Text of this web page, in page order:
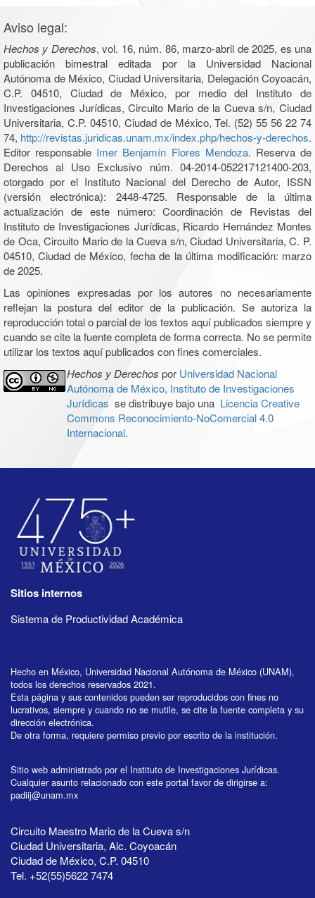
Aviso legal:
Hechos y Derechos, vol. 16, núm. 86, marzo-abril de 2025, es una
publicación bimestral editada por la Universidad Nacional
Autónoma de México, Ciudad Universitaria, Delegación Coyoacán,
C.P. 04510, Ciudad de México, por medio del Instituto de
Investigaciones Jurídicas, Circuito Mario de la Cueva s/n, Ciudad
Universitaria, C.P. 04510, Ciudad de México, Tel. (52) 55 56 22 74
74, http://revistas.juridicas.unam.mx/index.php/hechos-y-derechos.
Editor responsable Imer Benjamín Flores Mendoza. Reserva de
Derechos al Uso Exclusivo núm. 04-2014-052217121400-203,
otorgado por el Instituto Nacional del Derecho de Autor, ISSN
(versión electrónica): 2448-4725. Responsable de la última
actualización de este número: Coordinación de Revistas del
Instituto de Investigaciones Jurídicas, Ricardo Hernández Montes
de Oca, Circuito Mario de la Cueva s/n, Ciudad Universitaria, C. P.
04510, Ciudad de México, fecha de la última modificación: marzo
de 2025.
Las opiniones expresadas por los autores no necesariamente
reflejan la postura del editor de la publicación. Se autoriza la
reproducción total o parcial de los textos aquí publicados siempre y
cuando se cite la fuente completa de forma correcta. No se permite
utilizar los textos aquí publicados con fines comerciales.
Hechos y Derechos por Universidad Nacional
Autónoma de México, Instituto de Investigaciones
Jurídicas se distribuye bajo una Licencia Creative
Commons Reconocimiento-NoComercial 4.0
Internacional.
Sitios internos
Sistema de Productividad Académica
Hecho en México, Universidad Nacional Autónoma de México (UNAM),
todos los derechos reservados 2021.
Esta página y sus contenidos pueden ser reproducidos con fines no
lucrativos, siempre y cuando no se mutile, se cite la fuente completa y su
dirección electrónica.
De otra forma, requiere permiso previo por escrito de la institución.
Sitio web administrado por el Instituto de Investigaciones Jurídicas.
Cualquier asunto relacionado con este portal favor de dirigirse a:
padiij@unam.mx
Circuito Maestro Mario de la Cueva s/n
Ciudad Universitaria, Alc. Coyoacán
Ciudad de México, C.P. 04510
Tel. +52(55)5622 7474